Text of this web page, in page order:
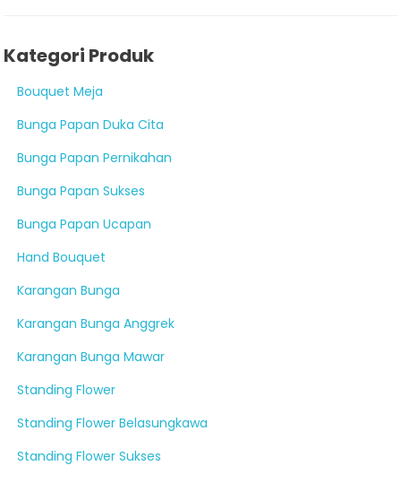
Kategori Produk
Bouquet Meja
Bunga Papan Duka Cita
Bunga Papan Pernikahan
Bunga Papan Sukses
Bunga Papan Ucapan
Hand Bouquet
Karangan Bunga
Karangan Bunga Anggrek
Karangan Bunga Mawar
Standing Flower
Standing Flower Belasungkawa
Standing Flower Sukses